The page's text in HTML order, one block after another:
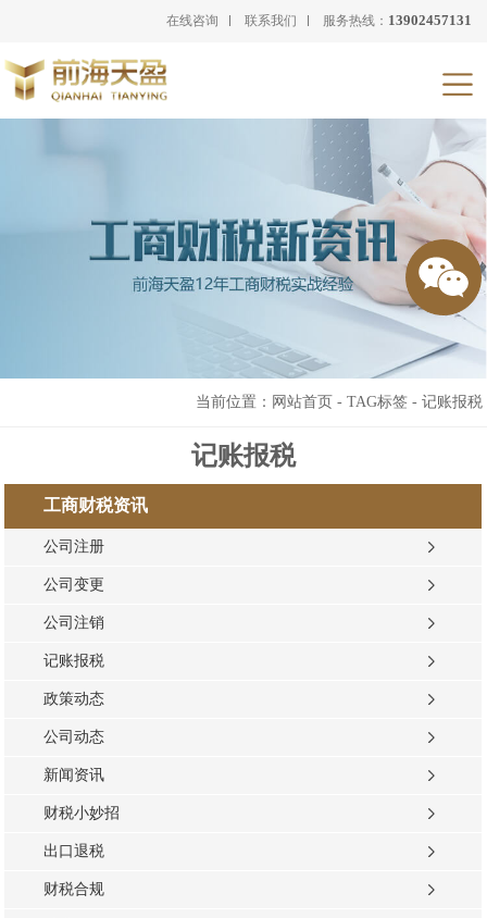
在线咨询 联系我们 服务热线： 13902457131
当前位置： 网站首页 - TAG标签- 记账报税
记账报税
工商财税资讯
公司注册
公司变更
公司注销
记账报税
政策动态
公司动态
新闻资讯
财税小妙招
出口退税
财税合规